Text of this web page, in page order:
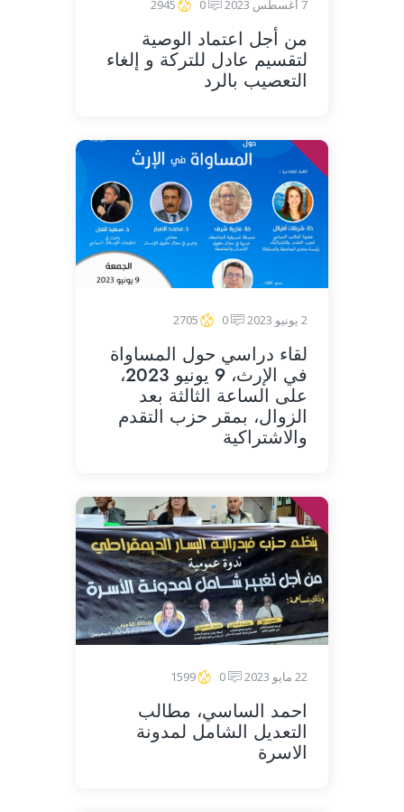
7 أغسطس 2023 0
2945
من أجل اعتماد الوصية
لتقسيم عادل للتركة و إلغاء
التعصيب بالرد
2 يونيو 2023 0
2705
لقاء دراسي حول المساواة
في الإرث، 9 يونيو 2023،
على الساعة الثالثة بعد
الزوال، بمقر حزب التقدم
والاشتراكية
22 مايو 2023 0
1599
احمد الساسي، مطالب
التعديل الشامل لمدونة
الاسرة